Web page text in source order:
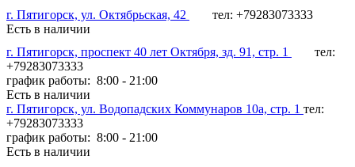
г. Пятигорск, ул. Октябрьская, 42
тел: +79283073333
Есть в наличии
г. Пятигорск, проспект 40 лет Октября, зд. 91, стр. 1
тел:
+79283073333
график работы: 8:00 - 21:00
Есть в наличии
г. Пятигорск, ул. Водопадских Коммунаров 10а, стр. 1 тел:
+79283073333
график работы: 8:00 - 21:00
Есть в наличии